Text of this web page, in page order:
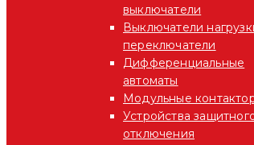
выключатели
Выключатели
переключатели
Дифференциальные
автоматы
Модульные
Устройства
отключения